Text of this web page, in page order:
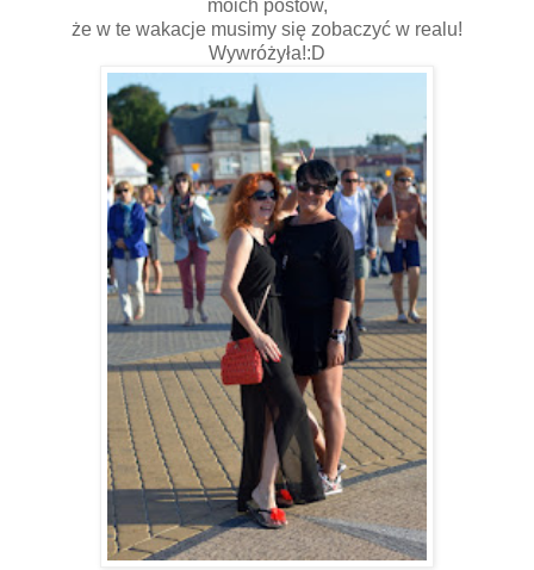
moich postów,
że w te wakacje musimy się zobaczyć w realu!
Wywróżyła!:D